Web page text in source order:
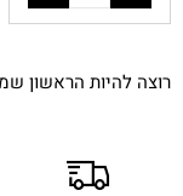
רוצה להיות הראשון